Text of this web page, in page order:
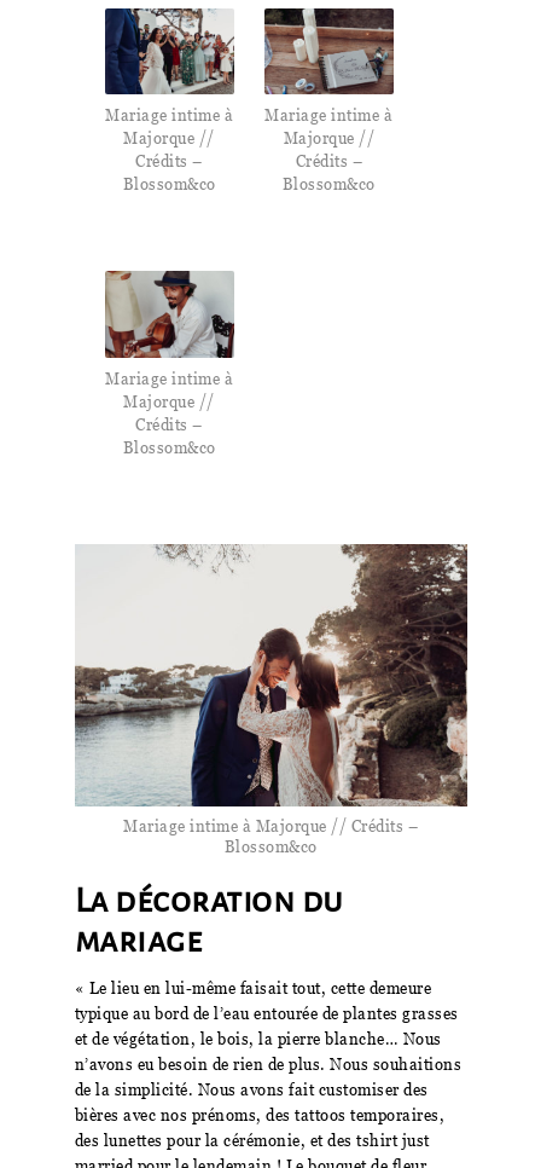
Mariage intime à
Majorque //
Crédits –
Blossom&co
Mariage intime à
Majorque //
Crédits –
Blossom&co
Mariage intime à
Majorque //
Crédits –
Blossom&co
Mariage intime à Majorque // Crédits –
Blossom&co
La décoration du
mariage
« Le lieu en lui-même faisait tout, cette demeure
typique au bord de l’eau entourée de plantes grasses
et de végétation, le bois, la pierre blanche… Nous
n’avons eu besoin de rien de plus. Nous souhaitions
de la simplicité. Nous avons fait customiser des
bières avec nos prénoms, des tattoos temporaires,
des lunettes pour la cérémonie, et des tshirt just